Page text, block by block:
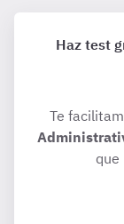
Haz test
Te
que